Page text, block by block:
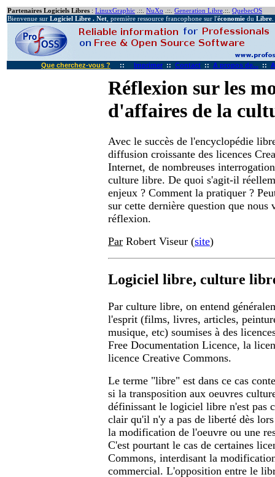
Partenaires Logiciels Libres : LinuxGraphic .::. NuXo .::. Generation Libre .::. QuebecOS
Bienvenue sur Logiciel Libre . Net , première ressource francophone sur l'économie du Libre
Que cherchez-vous ? :: Imprimer :: Contact :: A propos de... ::
Réflexion sur les
d'affaires de la
Avec le succès de l'encyclopédie
diffusion croissante des licences
Internet, de nombreuses
culture libre. De quoi s'agit-il
enjeux ? Comment la pratiquer ?
sur cette dernière question que nous
réflexion.
Par Robert Viseur (site)
Logiciel libre, culture
Par culture libre, on entend
l'esprit (films, livres, articles,
musique, etc) soumises à des
Free Documentation Licence, la
licence Creative Commons.
Le terme "libre" est dans ce cas
si la transposition aux oeuvres
définissant le logiciel libre n'est pas
clair qu'il n'y a pas de liberté dès
la modification de l'oeuvre ou une
C'est pourtant le cas de certaines
Commons, interdisant la
commercial. L'opposition entre le